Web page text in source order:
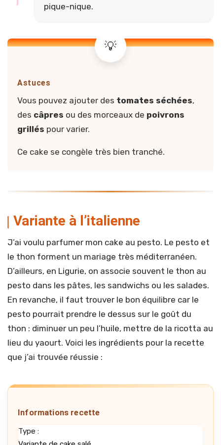
pique-nique.
Astuces
Vous pouvez ajouter des tomates séchées,
des câpres ou des morceaux de poivrons
grillés pour varier.
Ce cake se congèle très bien tranché.
Variante à l’italienne
J’ai voulu parfumer mon cake au pesto. Le pesto et
le thon forment un mariage très méditerranéen.
D’ailleurs, en Ligurie, on associe souvent le thon au
pesto dans les pâtes, les sandwichs ou les salades.
En revanche, il faut trouver le bon équilibre car le
pesto pourrait prendre le dessus sur le goût du
thon : diminuer un peu l’huile, mettre de la ricotta au
lieu du yaourt. Voici les ingrédients pour la recette
que j’ai trouvée réussie :
Informations recette
Type :